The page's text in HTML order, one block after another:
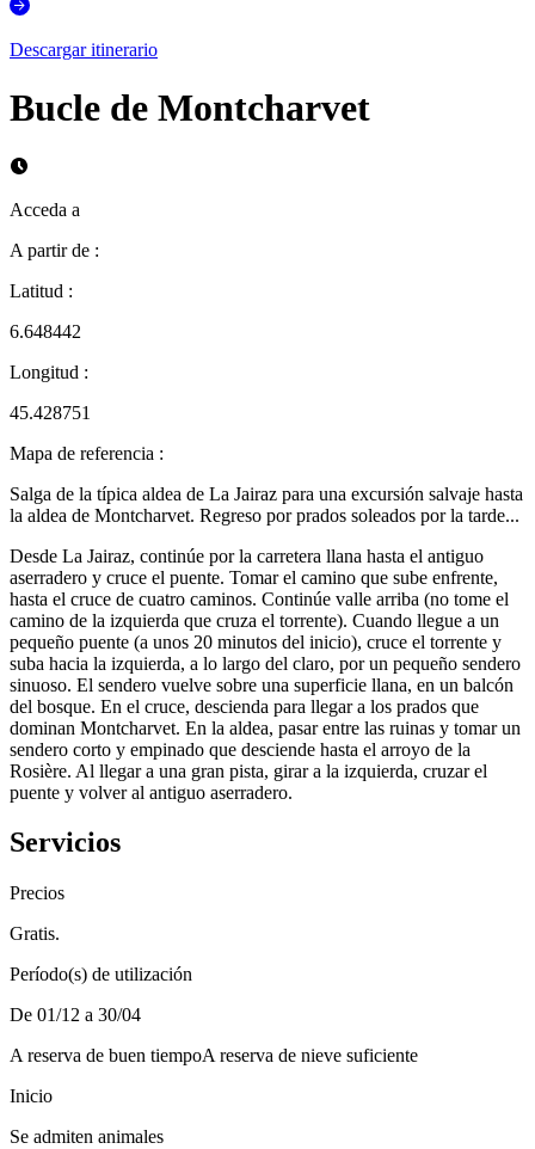
Descargar itinerario
Bucle de Montcharvet
Acceda a
A partir de :
Latitud :
6.648442
Longitud :
45.428751
Mapa de referencia :
Salga de la típica aldea de La Jairaz para una excursión salvaje hasta
la aldea de Montcharvet. Regreso por prados soleados por la tarde...
Desde La Jairaz, continúe por la carretera llana hasta el antiguo
aserradero y cruce el puente. Tomar el camino que sube enfrente,
hasta el cruce de cuatro caminos. Continúe valle arriba (no tome el
camino de la izquierda que cruza el torrente). Cuando llegue a un
pequeño puente (a unos 20 minutos del inicio), cruce el torrente y
suba hacia la izquierda, a lo largo del claro, por un pequeño sendero
sinuoso. El sendero vuelve sobre una superficie llana, en un balcón
del bosque. En el cruce, descienda para llegar a los prados que
dominan Montcharvet. En la aldea, pasar entre las ruinas y tomar un
sendero corto y empinado que desciende hasta el arroyo de la
Rosière. Al llegar a una gran pista, girar a la izquierda, cruzar el
puente y volver al antiguo aserradero.
Servicios
Precios
Gratis.
Período(s) de utilización
De 01/12 a 30/04
A reserva de buen tiempoA reserva de nieve suficiente
Inicio
Se admiten animales